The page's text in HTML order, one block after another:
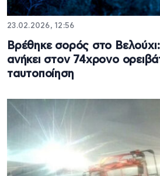
23.02.2026, 12:56
Βρέθηκε σορός στο
ανήκει στον 74χρονο
ταυτοποίηση